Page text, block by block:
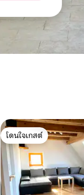
โดนใจเกสต์
โดนใจเกสต์